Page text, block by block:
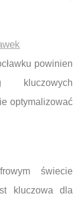
powinien
kluczowych
optymalizować
świecie
kluczowa dla